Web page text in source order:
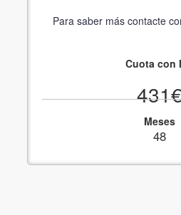
Para saber más contacte
Cuota con
Meses
48